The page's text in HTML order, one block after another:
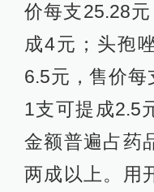
价每支25.28
成4元；头孢
6.5元，售价每
1支可提成2.5
金额普遍占药
两成以上。用